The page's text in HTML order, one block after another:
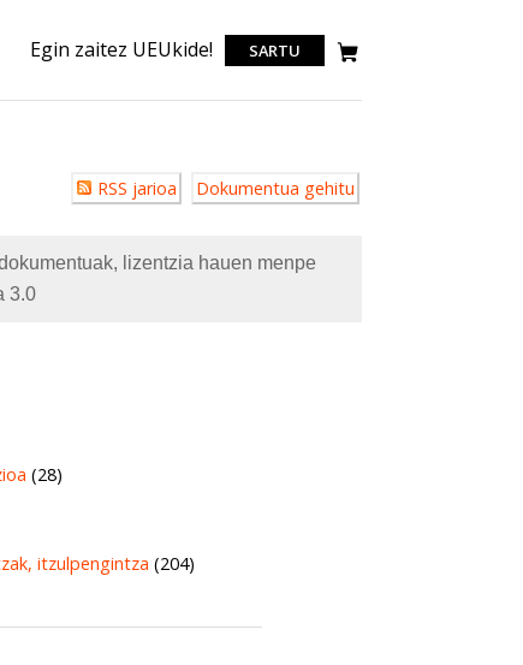
Egin zaitez UEUkide! SARTU
Erabiltzailearen
akzioak
RSS jarioa Dokumentua gehitu
lizentzia hauen menpe
3.0
(28)
itzulpengintza (204)